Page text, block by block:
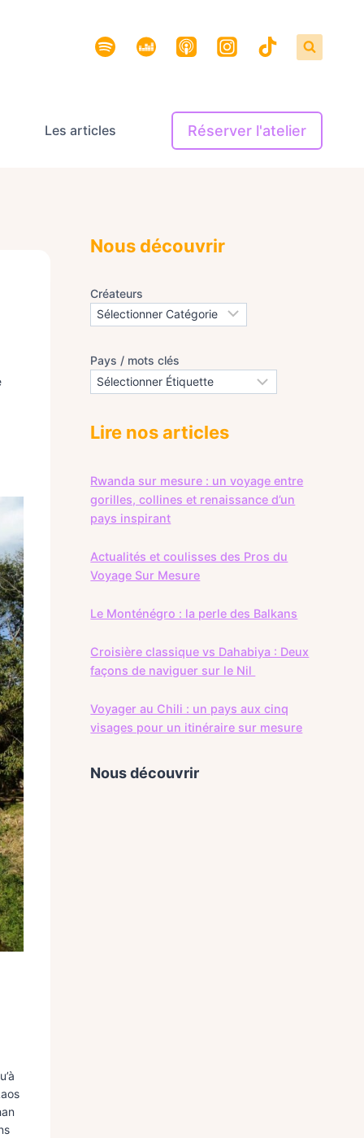
Les articles Réserver l'atelier
Nous découvrir
Créateurs
Pays / mots clés
Lire nos articles
Rwanda sur mesure : un voyage entre
gorilles, collines et renaissance d’un
pays inspirant
Actualités et coulisses des Pros du
Voyage Sur Mesure
Le Monténégro : la perle des Balkans
Croisière classique vs Dahabiya : Deux
façons de naviguer sur le Nil
Voyager au Chili : un pays aux cinq
visages pour un itinéraire sur mesure
Nous découvrir